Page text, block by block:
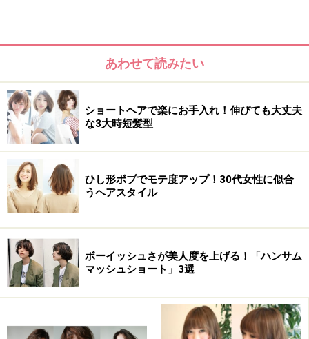
髪のクセ：なし～強い
おすすめ2：無造作ラフショート（画像提供：bangs［バング
あわせて読みたい
ショートヘアで楽にお手入れ！伸びても大丈夫
な3大時短髪型
ひし形ボブでモテ度アップ！30代女性に似合
うヘアスタイル
ボーイッシュさが美人度を上げる！「ハンサム
マッシュショート」3選